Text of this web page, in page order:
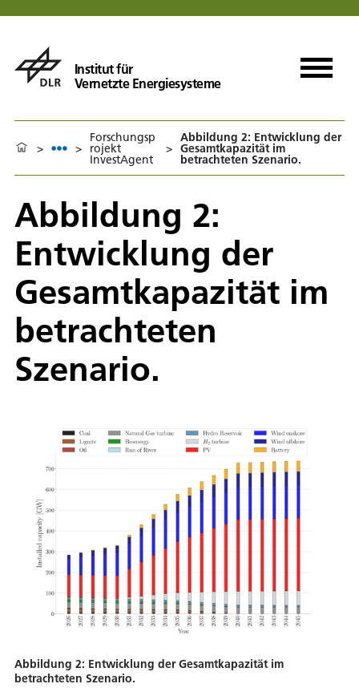
Institut für
Vernetzte Energiesysteme
> >
Forschungsp
rojekt
InvestAgent
>
Abbildung 2: Entwicklung der
Gesamtkapazität im
betrachteten Szenario.
Abbildung 2:
Entwicklung der
Gesamtkapazität im
betrachteten
Szenario.
Abbildung 2: Entwicklung der Gesamtkapazität im
betrachteten Szenario.